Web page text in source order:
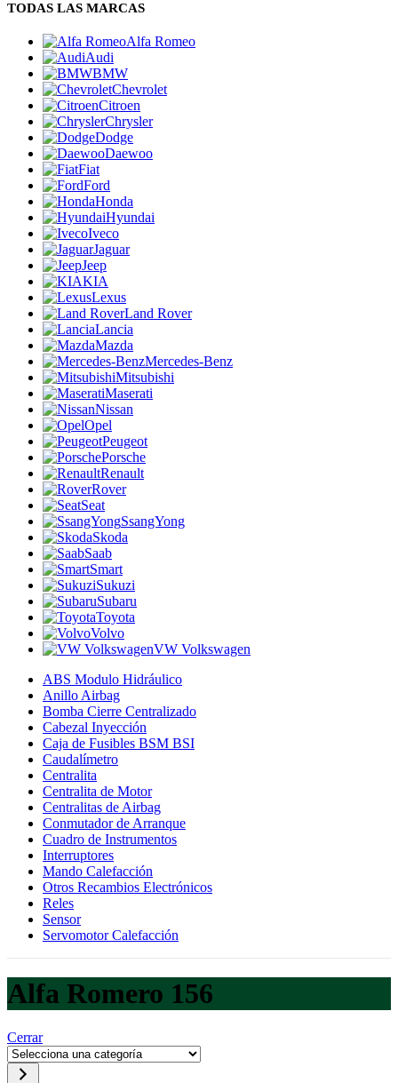
TODAS LAS MARCAS
Alfa Romeo
Audi
BMW
Chevrolet
Citroen
Chrysler
Dodge
Daewoo
Fiat
Ford
Honda
Hyundai
Iveco
Jaguar
Jeep
KIA
Lexus
Land Rover
Lancia
Mazda
Mercedes-Benz
Mitsubishi
Maserati
Nissan
Opel
Peugeot
Porsche
Renault
Rover
Seat
SsangYong
Skoda
Saab
Smart
Sukuzi
Subaru
Toyota
Volvo
VW Volkswagen
ABS Modulo Hidráulico
Anillo Airbag
Bomba Cierre Centralizado
Cabezal Inyección
Caja de Fusibles BSM BSI
Caudalímetro
Centralita
Centralita de Motor
Centralitas de Airbag
Conmutador de Arranque
Cuadro de Instrumentos
Interruptores
Mando Calefacción
Otros Recambios Electrónicos
Reles
Sensor
Servomotor Calefacción
Alfa Romero 156
Cerrar
Selecciona
una